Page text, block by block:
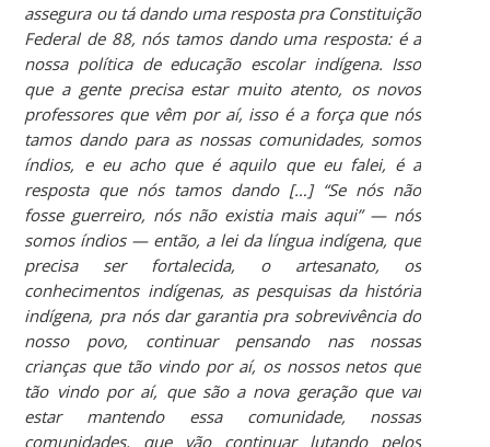
assegura ou tá dando uma resposta pra Constituição
Federal de 88, nós tamos dando uma resposta: é a
nossa política de educação escolar indígena. Isso
que a gente precisa estar muito atento, os novos
professores que vêm por aí, isso é a força que nós
tamos dando para as nossas comunidades, somos
índios, e eu acho que é aquilo que eu falei, é a
resposta que nós tamos dando […] “Se nós não
fosse guerreiro, nós não existia mais aqui” — nós
somos índios — então, a lei da língua indígena, que
precisa ser fortalecida, o artesanato, os
conhecimentos indígenas, as pesquisas da história
indígena, pra nós dar garantia pra sobrevivência do
nosso povo, continuar pensando nas nossas
crianças que tão vindo por aí, os nossos netos que
tão vindo por aí, que são a nova geração que vai
estar mantendo essa comunidade, nossas
comunidades, que vão continuar lutando pelos